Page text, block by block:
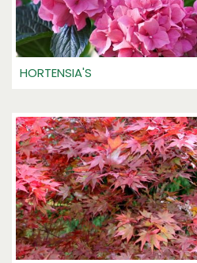
HORTENSIA'S